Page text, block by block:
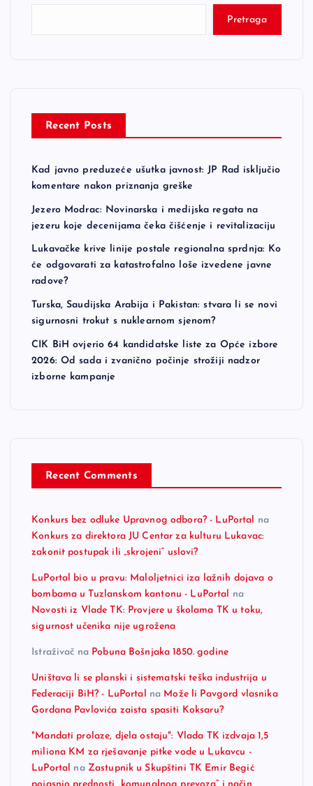
Pretraga
Recent Posts
Kad javno preduzeće ušutka javnost: JP Rad isključio
komentare nakon priznanja greške
Jezero Modrac: Novinarska i medijska regata na
jezeru koje decenijama čeka čišćenje i revitalizaciju
Lukavačke krive linije postale regionalna sprdnja: Ko
će odgovarati za katastrofalno loše izvedene javne
radove?
Turska, Saudijska Arabija i Pakistan: stvara li se novi
sigurnosni trokut s nuklearnom sjenom?
CIK BiH ovjerio 64 kandidatske liste za Opće izbore
2026: Od sada i zvanično počinje strožiji nadzor
izborne kampanje
Recent Comments
Konkurs bez odluke Upravnog odbora? - LuPortal
na
Konkurs za direktora JU Centar za kulturu Lukavac:
zakonit postupak ili „skrojeni“ uslovi?
LuPortal bio u pravu: Maloljetnici iza lažnih dojava o
bombama u Tuzlanskom kantonu - LuPortal
na
Novosti iz Vlade TK: Provjere u školama TK u toku,
sigurnost učenika nije ugrožena
Istraživač na Pobuna Bošnjaka 1850. godine
Uništava li se planski i sistematski teška industrija u
Federaciji BiH? - LuPortal
na Može li Pavgord vlasnika
Gordana Pavlovića zaista spasiti Koksaru?
"Mandati prolaze, djela ostaju": Vlada TK izdvaja 1,5
miliona KM za rješavanje pitke vode u Lukavcu -
LuPortal na Zastupnik u Skupštini TK Emir Begić